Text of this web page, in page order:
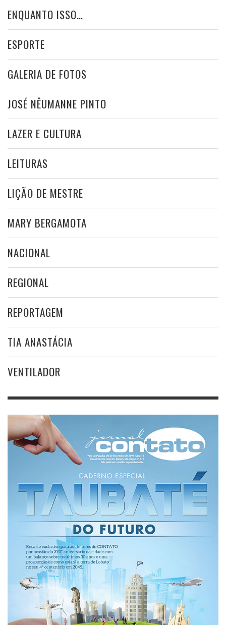
ENQUANTO ISSO…
ESPORTE
GALERIA DE FOTOS
JOSÉ NÊUMANNE PINTO
LAZER E CULTURA
LEITURAS
LIÇÃO DE MESTRE
MARY BERGAMOTA
NACIONAL
REGIONAL
REPORTAGEM
TIA ANASTÁCIA
VENTILADOR